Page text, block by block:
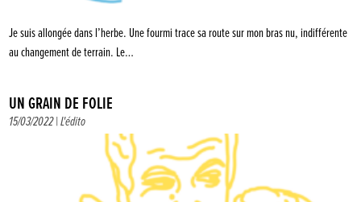
Je suis allongée dans l’herbe. Une fourmi trace sa route sur mon bras nu, indifférente
au changement de terrain. Le…
UN GRAIN DE FOLIE
15/03/2022 |L'édito